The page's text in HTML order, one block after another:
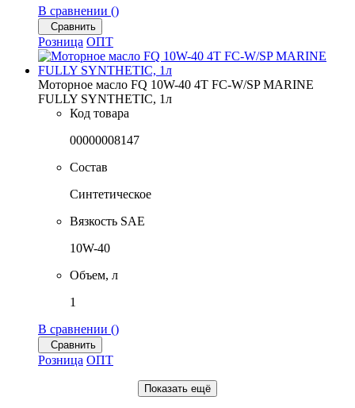
В сравнении ()
Сравнить
Розница ОПТ
Моторное масло FQ 10W-40 4T FC-W/SP MARINE
FULLY SYNTHETIC, 1л
Код товара
00000008147
Состав
Синтетическое
Вязкость SAE
10W-40
Объем, л
1
В сравнении ()
Сравнить
Розница ОПТ
Показать ещё